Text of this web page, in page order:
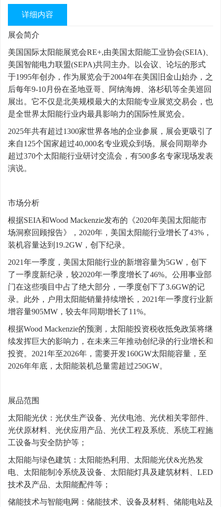
详细内容
展会简介
美国国际太阳能展览会RE+,由美国太阳能工业协会(SEIA)、
美国智能电力联盟(SEPA)共同主办。以会议、论坛的形式
于1995年创办，作为展览会于2004年在美国旧金山始办，之
后每年9-10月份在圣地亚哥、阿纳海姆、洛杉矶等全美巡回
展出。它不仅是北美规模最大的太阳能专业展览交易会，也
是全世界太阳能行业内最具影响力的国际性展览会。
2025年共有超过1300家世界各地的企业参展，展会更吸引了
来自125个国家超过40,000名专业观众到场。展会同期举办
超过370个太阳能行业研讨交流会，有500多名专家现场发表
演说。
市场分析
根据SEIA和Wood Mackenzie发布的《2020年美国太阳能市
场洞察回顾报告》，2020年，美国太阳能行业增长了43%，
装机容量达到19.2GW，创下纪录。
2021年一季度，美国太阳能行业的新增容量为5GW，创下
了一季度新纪录，较2020年一季度增长了46%。公用事业部
门在这些项目中占了绝大部分，一季度创下了3.6GW的记
录。此外，户用太阳能销量持续增长，2021年一季度行业新
增容量905MW，较去年同期增长了11%。
根据Wood Mackenzie的预测，太阳能投资税收抵免政策将继
续发挥巨大的影响力，在未来三年推动创纪录的行业增长和
投资。2021年至2026年，需要开发160GW太阳能容量，至
2026年年底，太阳能装机总量需超过250GW。
展品范围
太阳能光伏：光伏生产设备、光伏电池、光伏相关零部件、
光伏原材料、光伏应用产品、光伏工程及系统、系统工程施
工设备与安全防护等；
太阳能与绿色建筑：太阳能热利用、太阳能光伏&光热发
电、太阳能制冷系统及设备、太阳能灯具及建筑材料、LED
技术及产品、太阳能配件等；
储能技术与智能电网：储能技术、设备及材料、储能电站及